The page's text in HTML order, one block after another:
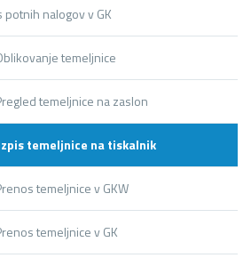
potnih nalogov v GK
temeljnice
temeljnice na zaslon
temeljnice na tiskalnik
temeljnice v GKW
temeljnice v GK